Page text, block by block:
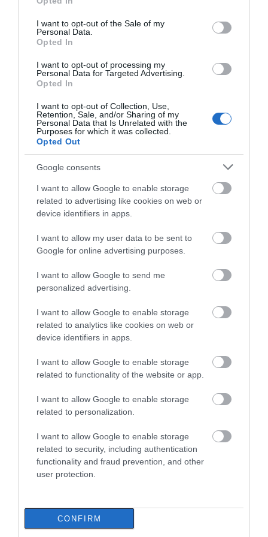
use your data for below specified purposes in below Google
consent section.
I want to opt-out of the Sale of my
Personal Data.
Opted In
I want to opt-out of processing my
Personal Data for Targeted Advertising.
Opted In
I want to opt-out of Collection, Use,
Retention, Sale, and/or Sharing of my
Personal Data that Is Unrelated with the
Purposes for which it was collected.
Opted Out
Google consents
I want to allow Google to enable storage
related to advertising like cookies on web or
device identifiers in apps.
I want to allow my user data to be sent to
Google for online advertising purposes.
I want to allow Google to send me
personalized advertising.
I want to allow Google to enable storage
related to analytics like cookies on web or
device identifiers in apps.
I want to allow Google to enable storage
related to functionality of the website or app.
I want to allow Google to enable storage
related to personalization.
I want to allow Google to enable storage
related to security, including authentication
functionality and fraud prevention, and other
user protection.
CONFIRM
Εύβοια: Προσοχή! Που
απαγορεύεται η κυκλοφορία
οχημάτων και πεζών
09.08.2026 | 17:00
15 Αυγούστου: Πώς αμείβεται η
υποχρεωτική αργία – Τι ισχύει
για τους εργαζόμενους
09.08.2026 | 16:40
Χάος στην Εύβοια: Ουρά
χιλιομέτρων μέσα στον Αύγουστο
– «Κινδυνεύουμε να χάσουμε το
πλοίο!»
Παραλία «διαμάντι»: Θυμίζει
Κουφονήσια και απέχει μόλις 1,5
09.08.2026 | 16:00
Νέα τραγωδία σε παραλία της
Εύβοιας: Πέθανε άνδρας
Market Pass: Νέος κύκλος από το
φθινόπωρο του 2026 – Πότε
09.08.2026 | 15:20
Εύβοια: Έργα οδοποιίας 2,4 εκατ.
ευρώ – Ποιοι δρόμοι αλλάζουν
Τουρισμός για Όλους 2026-2027:
Ποιοι κάνουν αίτηση σήμερα –
Έως 600 ευρώ η επιδότηση
Έκτακτα μέτρα και απαγορεύσεις
ΠΕΡΙΣΣΟΤΕΡΑ ΑΠΟ ΕΙΔΗΣΕΙΣ ΕΥΒΟΙΑ
Σοκ στην Εύβοια:
Πάτησε σε ένα link για
χιλιάδες
Εύβοια: Όλο το χωριό
Παναγίας» – Το έθιμο
που συνεχίζεται
Χαμός με πασίγνωστο
τραγουδιστή στην
Εύβοια – Δείτε τι έγινε
Εύβοια: Προσοχή! Που
απαγορεύεται η
Χάος στην Εύβοια:
Ουρά χιλιομέτρων
χάσουμε το πλοίο!»
Νέα τραγωδία σε